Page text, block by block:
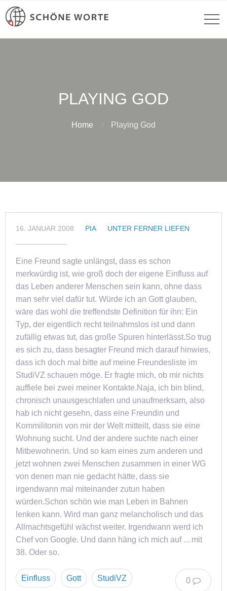
PLAYING GOD
Home Playing God
16. JANUAR 2008 PIA UNTER FERNER LIEFEN
Eine Freund sagte unlängst, dass es schon
merkwürdig ist, wie groß doch der eigene Einfluss auf
das Leben anderer Menschen sein kann, ohne dass
man sehr viel dafür tut. Würde ich an Gott glauben,
wäre das wohl die treffendste Definition für ihn: Ein
Typ, der eigentlich recht teilnahmslos ist und dann
zufällig etwas tut, das große Spuren hinterlässt.So trug
es sich zu, dass besagter Freund mich darauf hinwies,
dass ich doch mal bitte auf meine Freundesliste im
StudiVZ schauen möge. Er fragte mich, ob mir nichts
auffiele bei zwei meiner Kontakte.Naja, ich bin blind,
chronisch unausgeschlafen und unaufmerksam, also
hab ich nicht gesehn, dass eine Freundin und
Kommilitonin von mir der Welt mitteilt, dass sie eine
Wohnung sucht. Und der andere suchte nach einer
Mitbewohnerin. Und so kam eines zum anderen und
jetzt wohnen zwei Menschen zusammen in einer WG
von denen man nie gedacht hätte, dass sie
irgendwann mal miteinander zutun haben
würden.Schon schön wie man Leben in Bahnen
lenken kann. Wird man ganz melancholisch und das
Allmachtsgefühl wächst weiter. Irgendwann werd ich
Chef von Google. Und dann häng ich mich auf …mit
38. Oder so.
0
Einfluss Gott StudiVZ